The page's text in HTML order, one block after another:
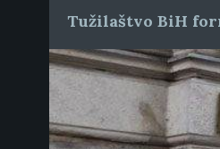
Tužilaštvo BiH